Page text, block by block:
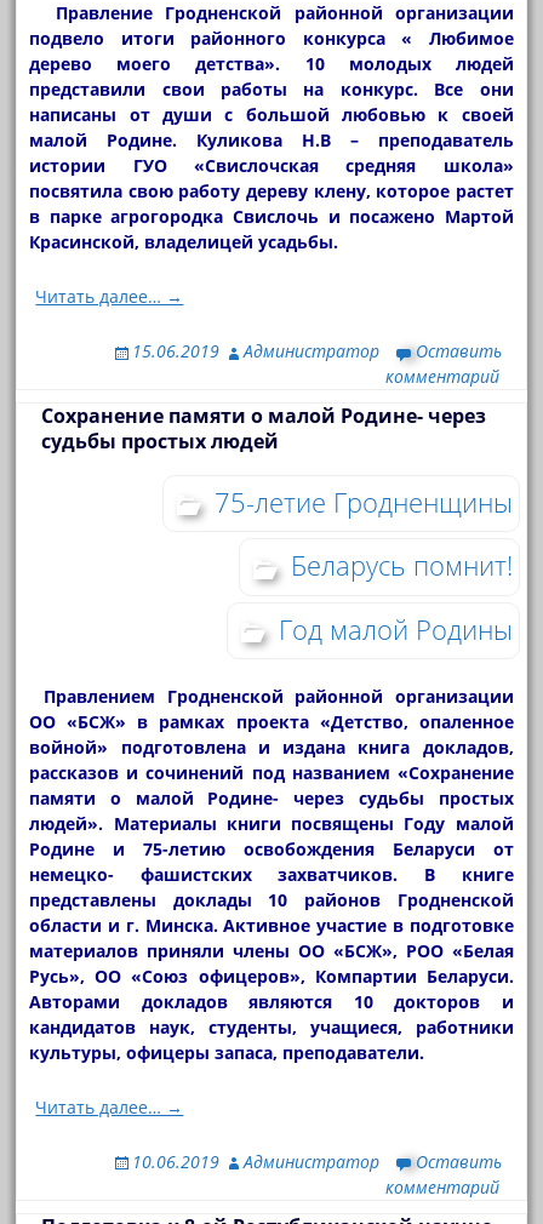
Правление Гродненской районной организации
подвело итоги районного конкурса « Любимое
дерево моего детства». 10 молодых людей
представили свои работы на конкурс. Все они
написаны от души с большой любовью к своей
малой Родине. Куликова Н.В – преподаватель
истории ГУО «Свислочская средняя школа»
посвятила свою работу дереву клену, которое растет
в парке агрогородка Свислочь и посажено Мартой
Красинской, владелицей усадьбы.
Читать далее… →
15.06.2019 Администратор
Оставить
комментарий
Сохранение памяти о малой Родине- через
судьбы простых людей
75-летие Гродненщины
Беларусь помнит!
Год малой Родины
Правлением Гродненской районной организации
ОО «БСЖ» в рамках проекта «Детство, опаленное
войной» подготовлена и издана книга докладов,
рассказов и сочинений под названием «Сохранение
памяти о малой Родине- через судьбы простых
людей». Материалы книги посвящены Году малой
Родине и 75-летию освобождения Беларуси от
немецко- фашистских захватчиков. В книге
представлены доклады 10 районов Гродненской
области и г. Минска. Активное участие в подготовке
материалов приняли члены ОО «БСЖ», РОО «Белая
Русь», ОО «Союз офицеров», Компартии Беларуси.
Авторами докладов являются 10 докторов и
кандидатов наук, студенты, учащиеся, работники
культуры, офицеры запаса, преподаватели.
Читать далее… →
10.06.2019 Администратор
Оставить
комментарий